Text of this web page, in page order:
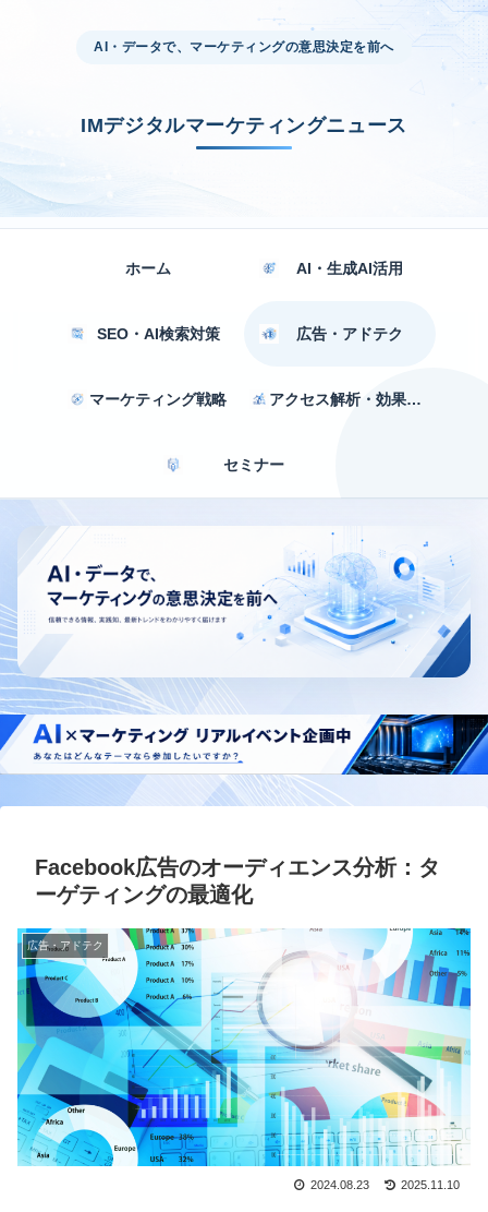
AI・データで、マーケティングの意思決定を前へ
IMデジタルマーケティングニュース
ホーム AI・生成AI活用
SEO・AI検索対策 広告・アドテク
マーケティング戦略 アクセス解析・効果測定
セミナー
Facebook広告のオーディエンス分析：タ
ーゲティングの最適化
広告・アドテク
2024.08.23 2025.11.10